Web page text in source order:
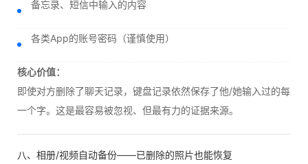
备忘录、短信中输入的内容
各类App的账号密码（谨慎使用）
核心价值：
即使对方删除了聊天记录，键盘记录依然保存了他/她输入过的每
一个字。这是最容易被忽视、但最有力的证据来源。
八、相册/视频自动备份——已删除的照片也能恢复